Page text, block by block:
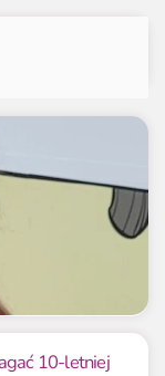
000 zł
10-letniej